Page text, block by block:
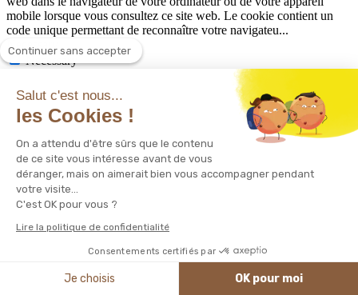
mobile lorsque vous consultez ce site web. Le cookie contient un
code unique permettant de reconnaître votre navigateu...
Necessary
Necessary
Cookies indispensables / fonctionnels - Ces cookies sont requis pour
permettre la visite de nos sites web et l’utilisation de certaines parties
de ceux-ci. Ces cookies vous permettent par exemple de naviguer
entre les différentes rubriques des sites web, de compléter des
formulaires, de passer des commandes, de consulter un site web
multilingue et d’actualiser le contenu de votre panier d’achat. De
même, lorsque vous souhaitez accéder à votre compte personnel, par
exemple dans votre espace d’administration www.corinnesenne.be
ou encore une autre application mise à votre disposition (Ex.
votre identité avant d’accorder l’accès à vos informations
personnelles. Si vous refusez ces cookies, certaines rubriques du site
web ne fonctionneront pas comme il se doit, voire pas du tout.
Enregistrer & appliquer
Continuer sans accepter
Salut c'est nous...
les Cookies !
On a attendu d'être sûrs que le contenu
de ce site vous intéresse avant de vous
déranger, mais on aimerait bien vous accompagner pendant
votre visite...
C'est OK pour vous ?
Lire la politique de confidentialité
Consentements certifiés par
Je choisis OK pour moi